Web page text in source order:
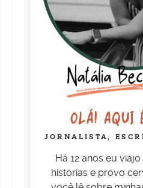
OLÁ! AQUI
JORNALISTA,
Há 12 anos eu
histórias e provo